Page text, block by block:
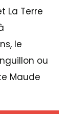
La Terre
le
ou
Maude